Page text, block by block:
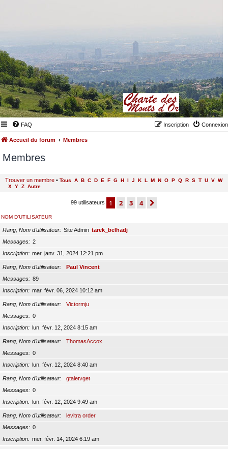
FAQ Connexion
Inscription
Accueil du forum Membres
Membres
Trouver un membre • Tous A B C D E F G H I J K L M N O P Q R S T U V W
X Y Z Autre
99 utilisateurs 1 2 3 4
NOM D’UTILISATEUR
Rang, Nom d’utilisateur Site Admin tarek_belhadj
Messages
2
Inscription
mer. janv. 31, 2024 12:21 pm
Rang, Nom d’utilisateur
Paul Vincent
Messages
89
Inscription
mar. févr. 06, 2024 10:12 am
Rang, Nom d’utilisateur
Victormju
Messages
0
Inscription
lun. févr. 12, 2024 8:15 am
Rang, Nom d’utilisateur
ThomasAccox
Messages
0
Inscription
lun. févr. 12, 2024 8:40 am
Rang, Nom d’utilisateur
gtaletvget
Messages
0
Inscription
lun. févr. 12, 2024 9:49 am
Rang, Nom d’utilisateur
levitra order
Messages
0
Inscription
mer. févr. 14, 2024 6:19 am